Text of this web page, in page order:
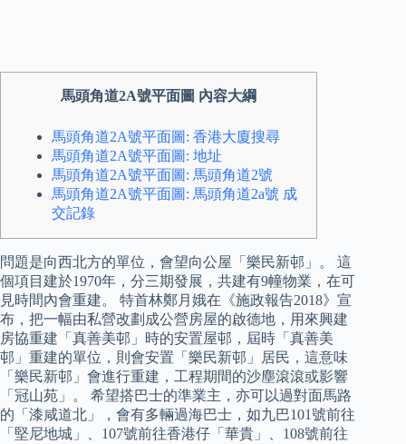
馬頭角道2A號平面圖 內容大綱
馬頭角道2A號平面圖: 香港大廈搜尋
馬頭角道2A號平面圖: 地址
馬頭角道2A號平面圖: 馬頭角道2號
馬頭角道2A號平面圖: 馬頭角道2a號 成
交記錄
問題是向西北方的單位，會望向公屋「樂民新邨」。 這
個項目建於1970年，分三期發展，共建有9幢物業，在可
見時間內會重建。 特首林鄭月娥在《施政報告2018》宣
布，把一幅由私營改劃成公營房屋的啟德地，用來興建
房協重建「真善美邨」時的安置屋邨，屆時「真善美
邨」重建的單位，則會安置「樂民新邨」居民，這意味
「樂民新邨」會進行重建，工程期間的沙塵滾滾或影響
「冠山苑」。 希望搭巴士的準業主，亦可以過對面馬路
的「漆咸道北」，會有多輛過海巴士，如九巴101號前往
「堅尼地城」、107號前往香港仔「華貴」、108號前往